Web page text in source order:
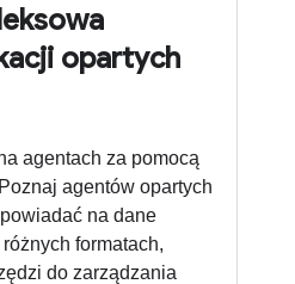
opartych
agentach za pomocą
agentów opartych
na dane
formatach,
do zarządzania